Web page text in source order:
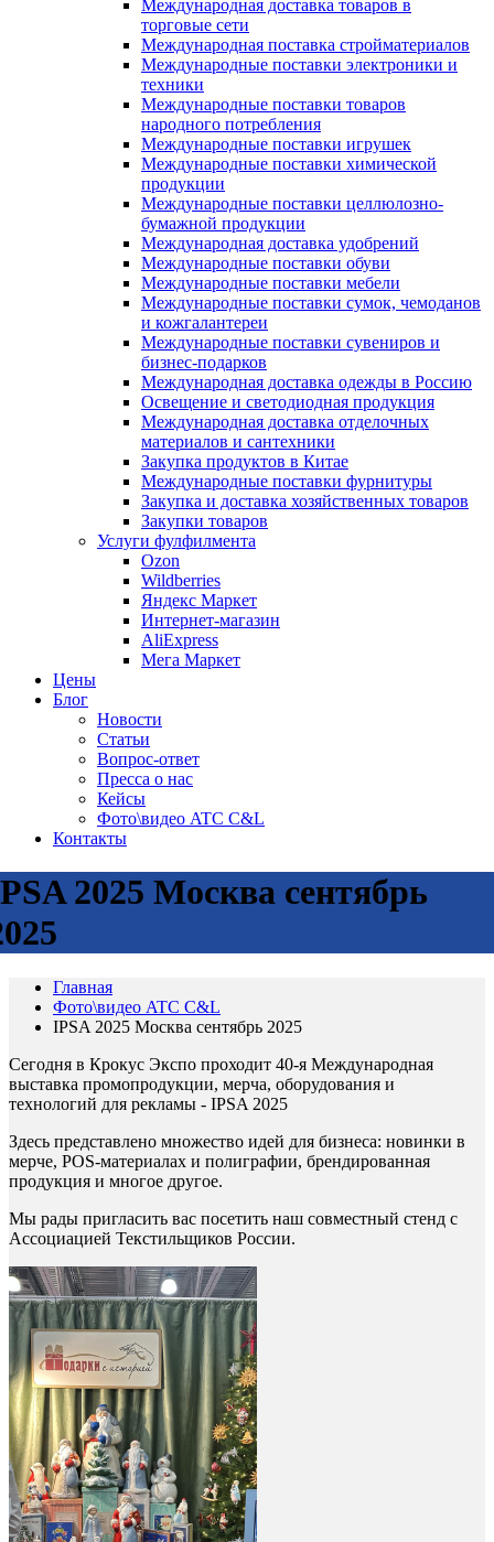
Международная доставка товаров в
торговые сети
Международная поставка стройматериалов
Международные поставки электроники и
техники
Международные поставки товаров
народного потребления
Международные поставки игрушек
Международные поставки химической
продукции
Международные поставки целлюлозно-
бумажной продукции
Международная доставка удобрений
Международные поставки обуви
Международные поставки мебели
Международные поставки сумок, чемоданов
и кожгалантереи
Международные поставки сувениров и
бизнес-подарков
Международная доставка одежды в Россию
Освещение и светодиодная продукция
Международная доставка отделочных
материалов и сантехники
Закупка продуктов в Китае
Международные поставки фурнитуры
Закупка и доставка хозяйственных товаров
Закупки товаров
Услуги фулфилмента
Ozon
Wildberries
Яндекс Маркет
Интернет-магазин
AliExpress
Мега Маркет
Цены
Блог
Новости
Статьи
Вопрос-ответ
Пресса о нас
Кейсы
Фото\видео ATC C&L
Контакты
2025 Москва сентябрь
Главная
Фото\видео ATC C&L
IPSA 2025 Москва сентябрь 2025
Сегодня в Крокус Экспо проходит 40-я Международная
выставка промопродукции, мерча, оборудования и
технологий для рекламы - IPSA 2025
Здесь представлено множество идей для бизнеса: новинки в
мерче, POS-материалах и полиграфии, брендированная
продукция и многое другое.
Мы рады пригласить вас посетить наш совместный стенд с
Ассоциацией Текстильщиков России.